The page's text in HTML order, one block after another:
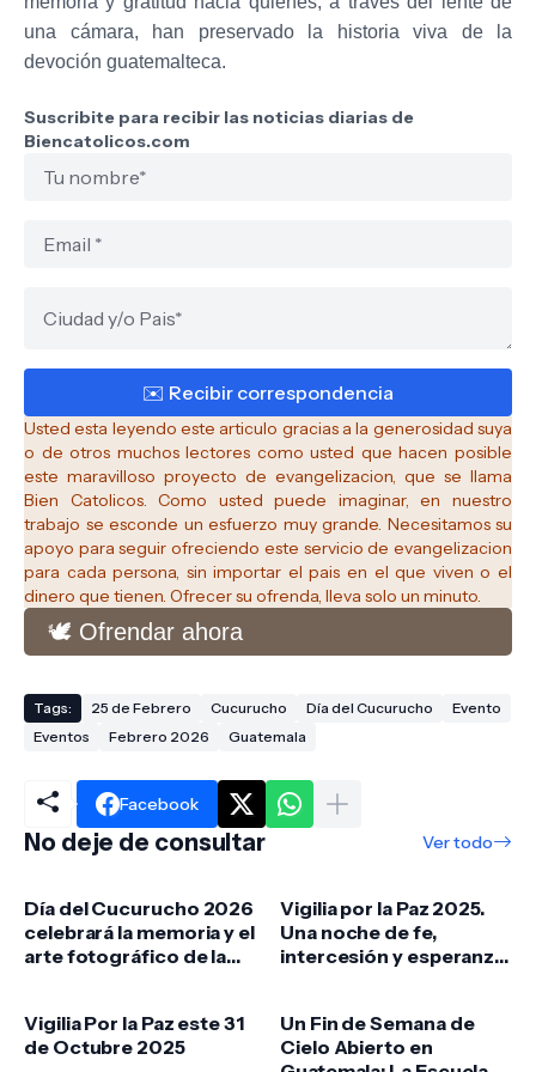
una cámara, han preservado la historia viva de la
devoción guatemalteca.
Suscribite para recibir las noticias diarias de
Biencatolicos.com
Usted esta leyendo este articulo gracias a la generosidad suya
o de otros muchos lectores como usted que hacen posible
este maravilloso proyecto de evangelizacion, que se llama
Bien Catolicos.Como usted puede imaginar, en nuestro
trabajo se esconde un esfuerzo muy grande. Necesitamos su
apoyo para seguir ofreciendo este servicio de evangelizacion
para cada persona, sin importar el pais en el que viven o el
dinero que tienen. Ofrecer su ofrenda, lleva solo un minuto.
🕊️ Ofrendar ahora
Tags: 25 de Febrero Cucurucho Día del Cucurucho
Evento
Eventos
Febrero 2026 Guatemala
Facebook
No deje de consultar Ver todo
Día del Cucurucho 2026
celebrará la memoria y el
arte fotográfico de la
Vigilia por la Paz 2025.
Una noche de fe,
intercesión y esperanza
Vigilia Por la Paz este 31
de Octubre 2025
Un Fin de Semana de
Cielo Abierto en